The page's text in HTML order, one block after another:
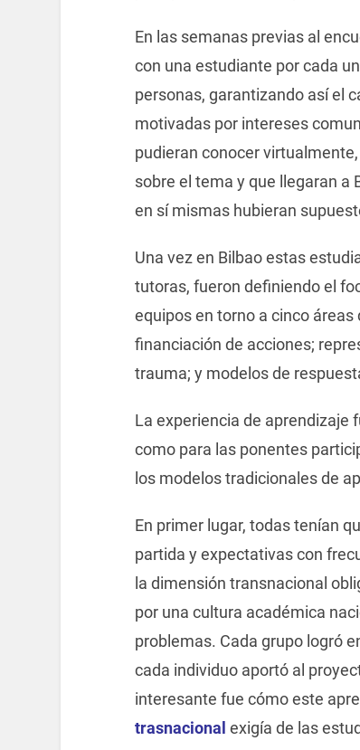
En las semanas previas al
con una estudiante por cada
personas, garantizando así el
motivadas por intereses
pudieran conocer
sobre el tema y que llegaran a
en sí mismas hubieran
Una vez en Bilbao estas
tutoras, fueron definiendo el
equipos en torno a cinco
financiación de acciones;
trauma; y modelos de
La experiencia de aprendizaje
como para las ponentes
los modelos tradicionales de
En primer lugar, todas tenían
partida y expectativas con
la dimensión transnacional
por una cultura académica
problemas. Cada grupo logró
cada individuo aportó al
interesante fue cómo este
trasnacional exigía de las